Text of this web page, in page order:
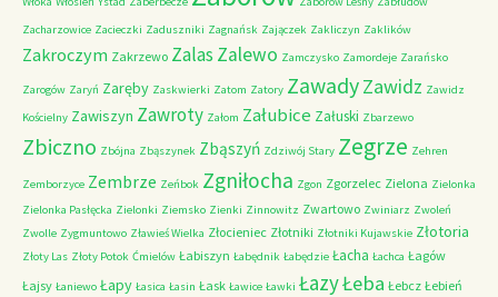
Zacharzowice Zacieczki Zaduszniki Zagnańsk Zajączek Zakliczyn Zaklików
Zakroczym Zakrzewo ZalasZalewo Zamczysko Zamordeje Zarańsko
Zarogów Zaryń Zaręby Zaskwierki Zatom Zatory ZawadyZawidz Zawidz
Kościelny Zawiszyn Zawroty Załom Załubice Załuski Zbarzewo
Zbiczno Zbójna Zbąszynek Zbąszyń Zdziwój Stary Zegrze Zehren
Zemborzyce Zembrze Zeńbok Zgniłocha Zgon Zgorzelec Zielona Zielonka
Zielonka Pasłęcka Zielonki Ziemsko Zienki Zinnowitz Zwartowo Zwiniarz Zwoleń
Zwolle Zygmuntowo Zławieś Wielka Złocieniec Złotniki Złotniki Kujawskie Złotoria
Złoty Las Złoty Potok Ćmielów Łabiszyn Łabędnik Łabędzie Łacha Łachca Łagów
Łajsy Łaniewo Łapy Łasica Łasin Łask Ławice Ławki ŁazyŁeba Łebcz Łebień